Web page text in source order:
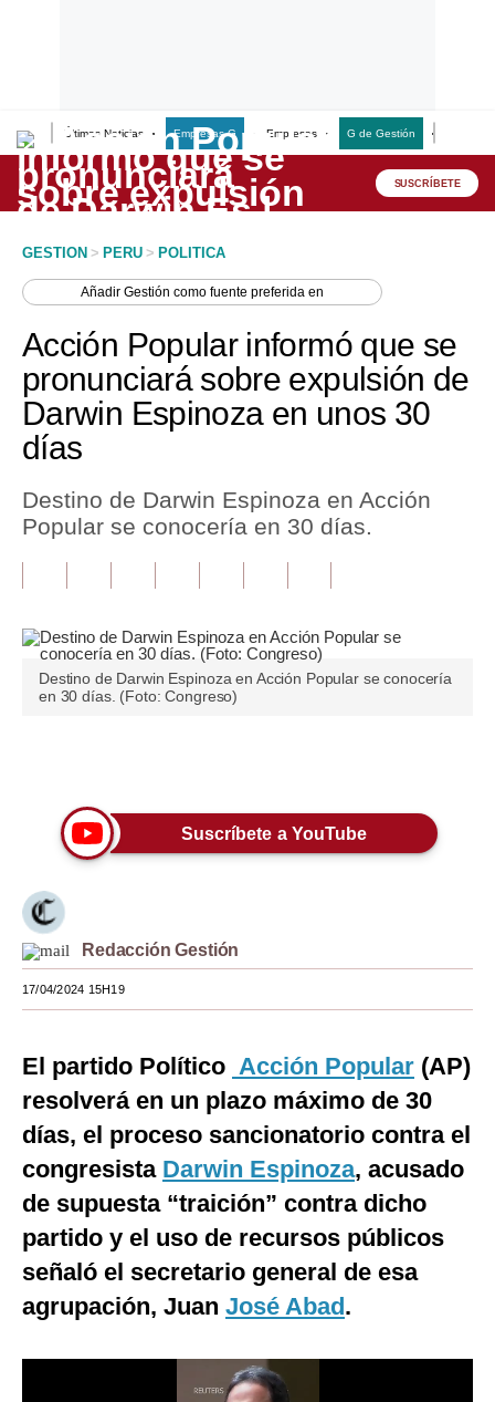
Últimas Noticias Empresas G Empresas G de Gestión
Lo último
Peru Quiosco
Economía
Mercados
Perú
Política
Tu Dinero
Plus G
Blogs
Tendencias
Lujo
Estilos
Mundo
México
España
SUSCRÍBETE
GESTION > PERU > POLITICA
AñadirGestión como fuente preferida en
Acción Popular informó que se
pronunciará sobre expulsión de
Darwin Espinoza en unos 30
días
Destino de Darwin Espinoza en Acción
Popular se conocería en 30 días.
Destino de Darwin Espinoza en Acción Popular se conocería
en 30 días. (Foto: Congreso)
Suscríbete a YouTube
Redacción Gestión
17/04/2024 15H19
El partido Político Acción Popular (AP)
resolverá en un plazo máximo de 30
días, el proceso sancionatorio contra el
congresista Darwin Espinoza, acusado
de supuesta “traición” contra dicho
partido y el uso de recursos públicos
señaló el secretario general de esa
agrupación, Juan José Abad.